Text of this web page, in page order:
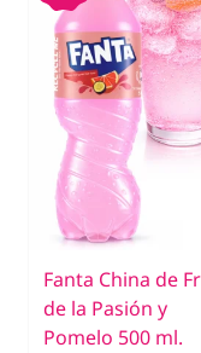
Fanta China de
de la Pasión y
Pomelo 500 ml.